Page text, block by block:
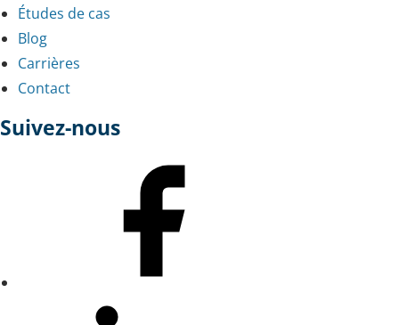
Études de cas
Blog
Carrières
Contact
Suivez-nous